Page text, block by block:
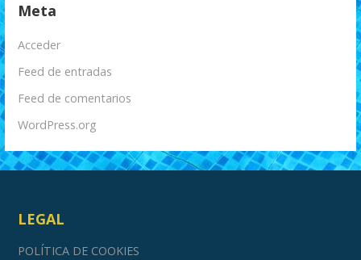
Meta
Acceder
Feed de entradas
Feed de comentarios
WordPress.org
LEGAL
POLÍTICA DE COOKIES